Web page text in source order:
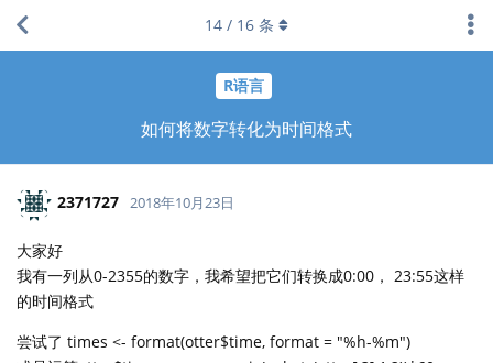
R语言
如何将数字转化为时间格式
14 / 16 条
2371727 2018年10月23日
大家好
我有一列从0-2355的数字，我希望把它们转换成0:00， 23:55这样
的时间格式
尝试了 times <- format(otter$time, format = "%h-%m")